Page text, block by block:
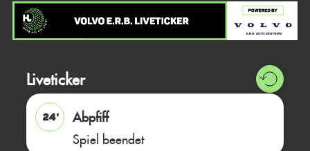
Liveticker
24'
Abpfiff
Spiel beendet